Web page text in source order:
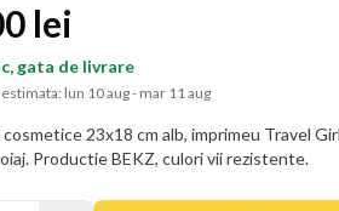
lei
gata de livrare
lun 10 aug - mar 11 aug
23x18 cm alb, imprimeu Travel
Productie BEKZ, culori vii rezistente.